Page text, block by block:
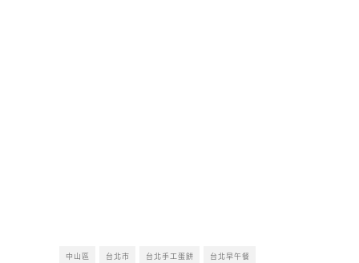
中山區 台北市 台北手工蛋餅 台北早午餐